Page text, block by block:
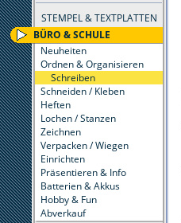
STEMPEL & TEXTPLATTEN
BÜRO & SCHULE
Neuheiten
Ordnen & Organisieren
Schreiben
Schneiden / Kleben
Heften
Lochen / Stanzen
Zeichnen
Verpacken / Wiegen
Einrichten
Präsentieren & Info
Batterien & Akkus
Hobby & Fun
Abverkauf